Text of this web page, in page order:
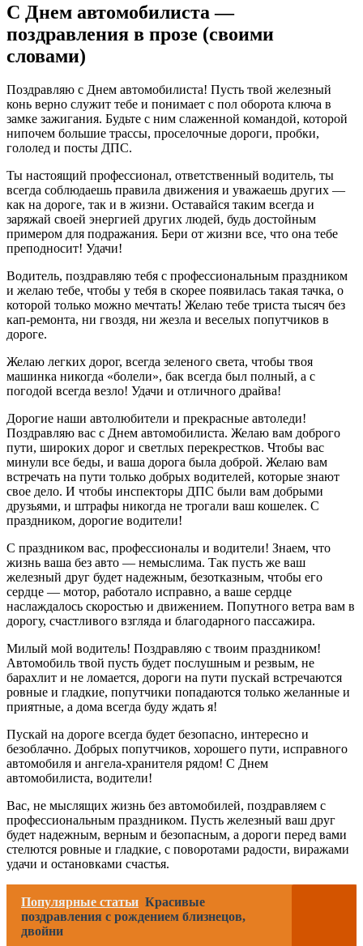
С Днем автомобилиста —
поздравления в прозе (своими
словами)
Поздравляю с Днем автомобилиста! Пусть твой железный
конь верно служит тебе и понимает с пол оборота ключа в
замке зажигания. Будьте с ним слаженной командой, которой
нипочем большие трассы, проселочные дороги, пробки,
гололед и посты ДПС.
Ты настоящий профессионал, ответственный водитель, ты
всегда соблюдаешь правила движения и уважаешь других —
как на дороге, так и в жизни. Оставайся таким всегда и
заряжай своей энергией других людей, будь достойным
примером для подражания. Бери от жизни все, что она тебе
преподносит! Удачи!
Водитель, поздравляю тебя с профессиональным праздником
и желаю тебе, чтобы у тебя в скорее появилась такая тачка, о
которой только можно мечтать! Желаю тебе триста тысяч без
кап-ремонта, ни гвоздя, ни жезла и веселых попутчиков в
дороге.
Желаю легких дорог, всегда зеленого света, чтобы твоя
машинка никогда «болели», бак всегда был полный, а с
погодой всегда везло! Удачи и отличного драйва!
Дорогие наши автолюбители и прекрасные автоледи!
Поздравляю вас с Днем автомобилиста. Желаю вам доброго
пути, широких дорог и светлых перекрестков. Чтобы вас
минули все беды, и ваша дорога была доброй. Желаю вам
встречать на пути только добрых водителей, которые знают
свое дело. И чтобы инспекторы ДПС были вам добрыми
друзьями, и штрафы никогда не трогали ваш кошелек. С
праздником, дорогие водители!
С праздником вас, профессионалы и водители! Знаем, что
жизнь ваша без авто — немыслима. Так пусть же ваш
железный друг будет надежным, безотказным, чтобы его
сердце — мотор, работало исправно, а ваше сердце
наслаждалось скоростью и движением. Попутного ветра вам в
дорогу, счастливого взгляда и благодарного пассажира.
Милый мой водитель! Поздравляю с твоим праздником!
Автомобиль твой пусть будет послушным и резвым, не
барахлит и не ломается, дороги на пути пускай встречаются
ровные и гладкие, попутчики попадаются только желанные и
приятные, а дома всегда буду ждать я!
Пускай на дороге всегда будет безопасно, интересно и
безоблачно. Добрых попутчиков, хорошего пути, исправного
автомобиля и ангела-хранителя рядом! С Днем
автомобилиста, водители!
Вас, не мыслящих жизнь без автомобилей, поздравляем с
профессиональным праздником. Пусть железный ваш друг
будет надежным, верным и безопасным, а дороги перед вами
стелются ровные и гладкие, с поворотами радости, виражами
удачи и остановками счастья.
Популярные статьи Красивые
поздравления с рождением близнецов,
двойни